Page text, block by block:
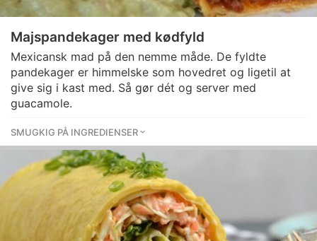
Majspandekager med kødfyld
Mexicansk mad på den nemme måde. De fyldte
pandekager er himmelske som hovedret og ligetil at
give sig i kast med. Så gør dét og server med
guacamole.
SMUGKIG PÅ INGREDIENSER